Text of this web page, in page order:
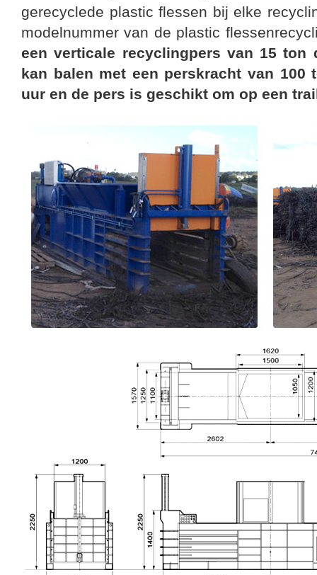
gerecyclede plastic flessen bij elke
modelnummer van de plastic
een verticale recyclingpers van 15 ton
kan balen met een perskracht van 100
uur en de pers is geschikt om op een